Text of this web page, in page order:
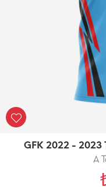
GFK 2022 - 2023
A